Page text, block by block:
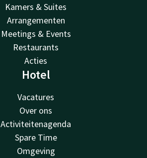
Kamers & Suites
Arrangementen
Meetings & Events
Restaurants
Acties
Hotel
Vacatures
Over ons
Activiteitenagenda
Spare Time
Omgeving